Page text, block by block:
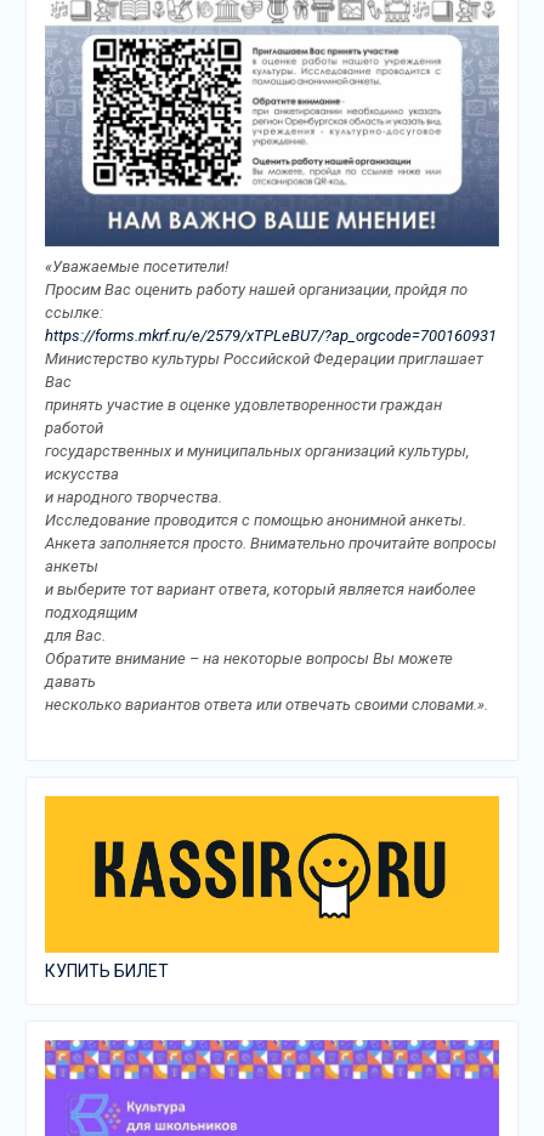
«Уважаемые посетители!
Просим Вас оценить работу нашей организации, пройдя по
ссылке:
https://forms.mkrf.ru/e/2579/xTPLeBU7/?ap_orgcode=700160931
Министерство культуры Российской Федерации приглашает
Вас
принять участие в оценке удовлетворенности граждан
работой
государственных и муниципальных организаций культуры,
искусства
и народного творчества.
Исследование проводится с помощью анонимной анкеты.
Анкета заполняется просто. Внимательно прочитайте вопросы
анкеты
и выберите тот вариант ответа, который является наиболее
подходящим
для Вас.
Обратите внимание – на некоторые вопросы Вы можете
давать
несколько вариантов ответа или отвечать своими словами.».
КУПИТЬ БИЛЕТ